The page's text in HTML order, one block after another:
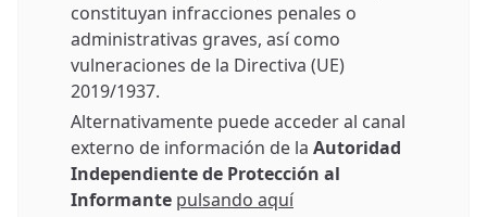
constituyan infracciones penales o
administrativas graves, así como
vulneraciones de la Directiva (UE)
2019/1937.
Alternativamente puede acceder al canal
externo de información de la Autoridad
Independiente de Protección al
Informante pulsando aquí